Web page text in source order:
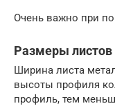
Очень важно при
Размеры
Ширина листа
высоты профиля
профиль, тем